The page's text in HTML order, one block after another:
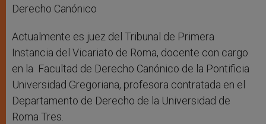
Derecho Canónico
Actualmente es juez del Tribunal de Primera
Instancia del Vicariato de Roma, docente con cargo
en la Facultad de Derecho Canónico de la Pontificia
Universidad Gregoriana, profesora contratada en el
Departamento de Derecho de la Universidad de
Roma Tres.